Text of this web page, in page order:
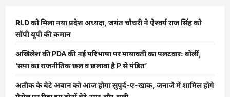
RLD को मिला नया प्रदेश अध्यक्ष, जयंत चौधरी ने ऐश्वर्य राज सिंह को
सौंपी यूपी की कमान
अखिलेश की PDA की नई परिभाषा पर मायावती का पलटवार: बोलीं,
‘सपा का राजनीतिक छल व छलावा है P से पंडित’
अतीक के बेटे अबान को आज होगा सुपुर्द-ए-खाक, जनाजे में शामिल होंगे